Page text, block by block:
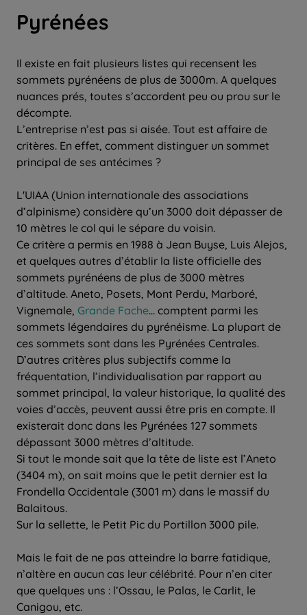
Pyrénées
Il existe en fait plusieurs listes qui recensent les
sommets pyrénéens de plus de 3000m. A quelques
nuances prés, toutes s’accordent peu ou prou sur le
décompte.
L’entreprise n’est pas si aisée. Tout est affaire de
critères. En effet, comment distinguer un sommet
principal de ses antécimes ?
L'UIAA (Union internationale des associations
d’alpinisme) considère qu’un 3000 doit dépasser de
10 mètres le col qui le sépare du voisin.
Ce critère a permis en 1988 à Jean Buyse, Luis Alejos,
et quelques autres d’établir la liste officielle des
sommets pyrénéens de plus de 3000 mètres
d’altitude. Aneto, Posets, Mont Perdu, Marboré,
Vignemale, Grande Fache… comptent parmi les
sommets légendaires du pyrénéisme. La plupart de
ces sommets sont dans les Pyrénées Centrales.
D’autres critères plus subjectifs comme la
fréquentation, l’individualisation par rapport au
sommet principal, la valeur historique, la qualité des
voies d’accès, peuvent aussi être pris en compte. Il
existerait donc dans les Pyrénées 127 sommets
dépassant 3000 mètres d’altitude.
Si tout le monde sait que la tête de liste est l’Aneto
(3404 m), on sait moins que le petit dernier est la
Frondella Occidentale (3001 m) dans le massif du
Balaitous.
Sur la sellette, le Petit Pic du Portillon 3000 pile.
Mais le fait de ne pas atteindre la barre fatidique,
n’altère en aucun cas leur célébrité. Pour n’en citer
que quelques uns : l’Ossau, le Palas, le Carlit, le
Canigou, etc.